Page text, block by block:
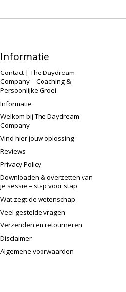
Informatie
Contact | The Daydream
Company – Coaching &
Persoonlijke Groei
Informatie
Welkom bij The Daydream
Company
Vind hier jouw oplossing
Reviews
Privacy Policy
Downloaden & overzetten van
je sessie – stap voor stap
Wat zegt de wetenschap
Veel gestelde vragen
Verzenden en retourneren
Disclaimer
Algemene voorwaarden